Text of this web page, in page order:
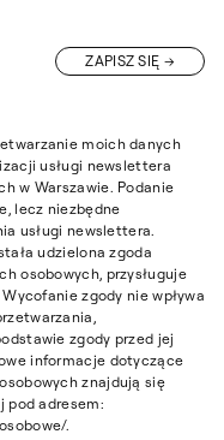
ZAPISZ SIĘ
moich danych
usługi newslettera
w Warszawie. Podanie
lecz niezbędne
usługi newslettera.
udzielona zgoda
osobowych, przysługuje
zgody nie wpływa
zgody przed jej
informacje dotyczące
znajdują się
pod adresem:
.